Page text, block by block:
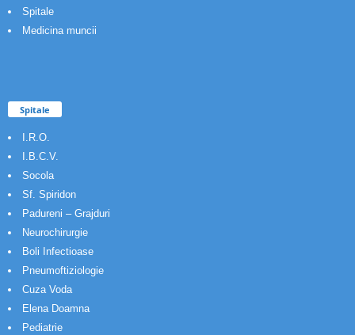
Spitale
Medicina muncii
Spitale
I.R.O.
I.B.C.V.
Socola
Sf. Spiridon
Padureni – Grajduri
Neurochirurgie
Boli Infectioase
Pneumoftiziologie
Cuza Voda
Elena Doamna
Pediatrie